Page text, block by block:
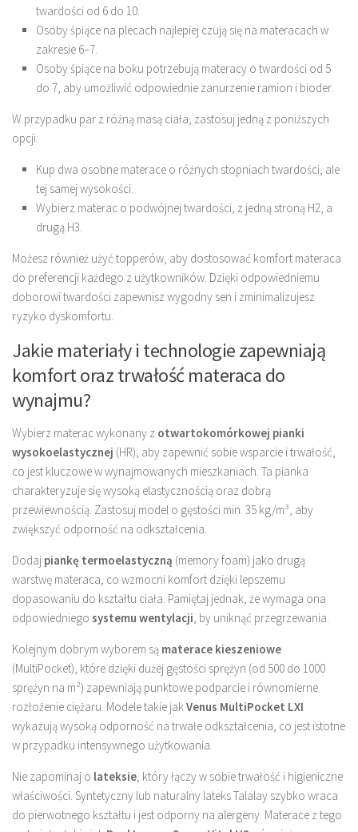
twardości od 6 do 10.
Osoby śpiące na plecach najlepiej czują się na materacach w
zakresie 6–7.
Osoby śpiące na boku potrzebują materacy o twardości od 5
do 7, aby umożliwić odpowiednie zanurzenie ramion i bioder.
W przypadku par z różną masą ciała, zastosuj jedną z poniższych
opcji:
Kup dwa osobne materace o różnych stopniach twardości, ale
tej samej wysokości.
Wybierz materac o podwójnej twardości, z jedną stroną H2, a
drugą H3.
Możesz również użyć topperów, aby dostosować komfort materaca
do preferencji każdego z użytkowników. Dzięki odpowiedniemu
doborowi twardości zapewnisz wygodny sen i zminimalizujesz
ryzyko dyskomfortu.
Jakie materiały i technologie zapewniają
komfort oraz trwałość materaca do
wynajmu?
Wybierz materac wykonany z otwartokomórkowej pianki
wysokoelastycznej (HR), aby zapewnić sobie wsparcie i trwałość,
co jest kluczowe w wynajmowanych mieszkaniach. Ta pianka
charakteryzuje się wysoką elastycznością oraz dobrą
przewiewnością. Zastosuj model o gęstości min. 35 kg/m³, aby
zwiększyć odporność na odkształcenia.
Dodaj piankę termoelastyczną (memory foam) jako drugą
warstwę materaca, co wzmocni komfort dzięki lepszemu
dopasowaniu do kształtu ciała. Pamiętaj jednak, że wymaga ona
odpowiedniego systemu wentylacji , by uniknąć przegrzewania.
Kolejnym dobrym wyborem są materace kieszeniowe
(MultiPocket), które dzięki dużej gęstości sprężyn (od 500 do 1000
sprężyn na m²) zapewniają punktowe podparcie i równomierne
rozłożenie ciężaru. Modele takie jak Venus MultiPocket LXI
wykazują wysoką odporność na trwałe odkształcenia, co jest istotne
w przypadku intensywnego użytkowania.
Nie zapominaj o lateksie , który łączy w sobie trwałość i higieniczne
właściwości. Syntetyczny lub naturalny lateks Talalay szybko wraca
do pierwotnego kształtu i jest odporny na alergeny. Materace z tego